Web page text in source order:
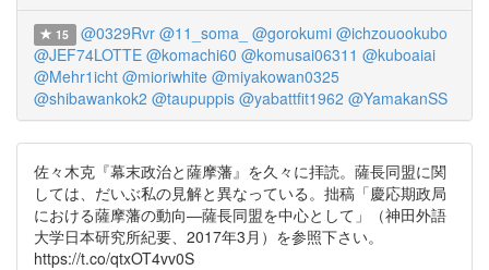
15 @0329Rvr @11_soma_ @gorokumi @ichzouookubo
@JEF74LOTTE @komachi60 @komusai06311 @kuboaiai
@Mehr1icht @mioriwhite @miyakowan0325
@shibawankok2 @taupuppis @yabattfit1962 @YamakanSS
佐々木克『幕末政治と薩摩藩』を久々に拝読。薩長同盟に関
しては、だいぶ私の見解と異なっている。拙稿「慶応期政局
における薩摩藩の動向―薩長同盟を中心として」（神田外語
大学日本研究所紀要、2017年3月）を参照下さい。
https://t.co/qtxOT4vv0S